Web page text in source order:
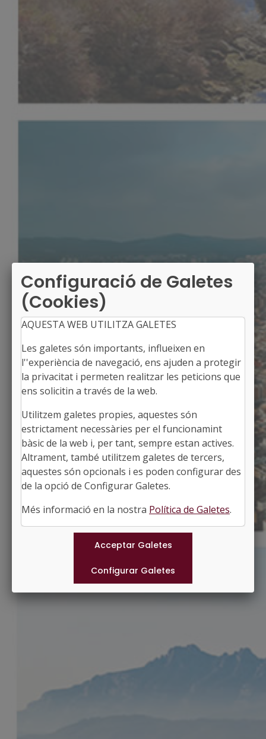
CASTELLET I LA GORNAL
Alcalde: Xavier Revuelta Esteve
L'Alt Penedès, Barcelona
Població: 2.776
Superfície: 46,84 km2
http://www.castelletilagornal.cat
Municipis
Configuració de Galetes
(Cookies)
AQUESTA WEB UTILITZA GALETES
Les galetes són importants, influeixen en
l''experiència de navegació, ens ajuden a protegir
la privacitat i permeten realitzar les peticions que
ens solicitin a través de la web.
Utilitzem galetes propies, aquestes són
estrictament necessàries per el funcionamint
bàsic de la web i, per tant, sempre estan actives.
Altrament, també utilitzem galetes de tercers,
aquestes són opcionals i es poden configurar des
de la opció de Configurar Galetes.
Més informació en la nostra Política de Galetes.